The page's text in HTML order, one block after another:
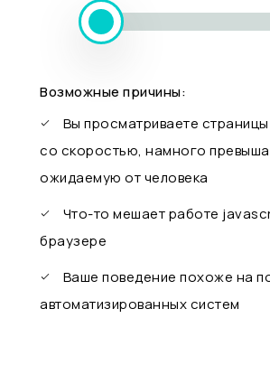
Возможные причины:
Вы просматриваете страницы
со скоростью, намного
ожидаемую от человека
Что-то мешает работе
браузере
Ваше поведение похоже на
автоматизированных систем